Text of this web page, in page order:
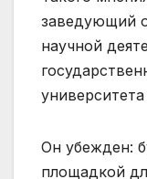
заведующий
научной
Он убежден:
площадкой